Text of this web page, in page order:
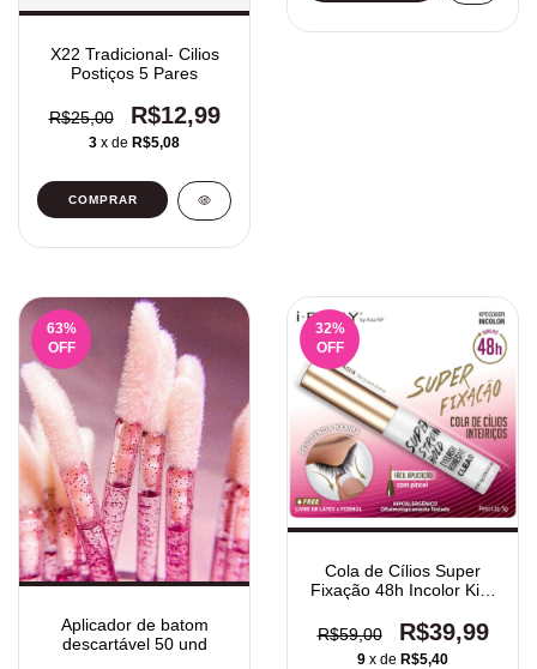
X22 Tradicional- Cilios
Postiços 5 Pares
R$25,00 R$12,99
3 x de R$5,08
63%
OFF
Aplicador de batom
descartável 50 und
32%
OFF
Cola de Cílios Super
Fixação 48h Incolor Kiss
R$59,00
R$39,99
9 x de R$5,40